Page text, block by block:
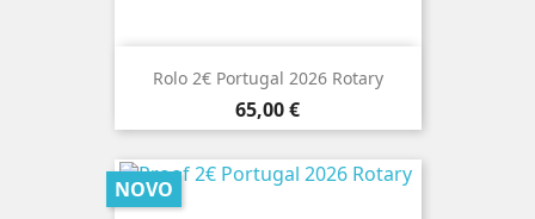
Rolo 2€ Portugal 2026 Rotary
Preço
65,00 €
NOVO